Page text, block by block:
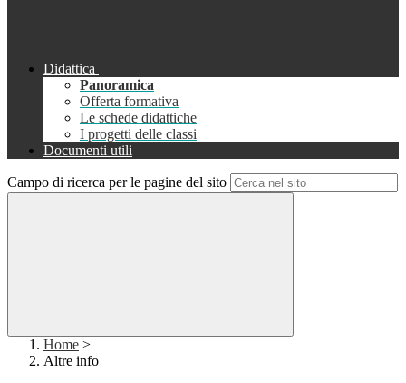
Didattica
Panoramica
Offerta formativa
Le schede didattiche
I progetti delle classi
Documenti utili
Campo di ricerca per le pagine del sito
Home >
Altre info